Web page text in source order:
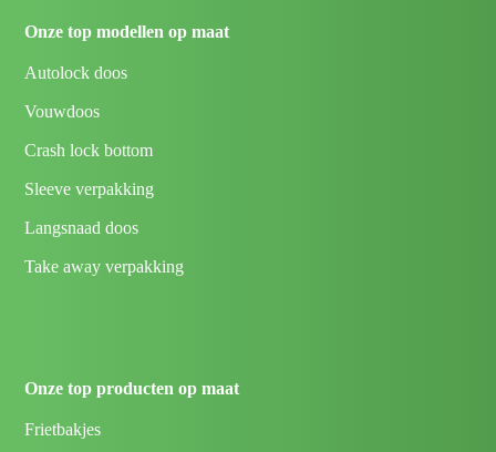
Onze top modellen op maat
Autolock doos
Vouwdoos
Crash lock bottom
Sleeve verpakking
Langsnaad doos
Take away verpakking
Onze top producten op maat
Frietbakjes